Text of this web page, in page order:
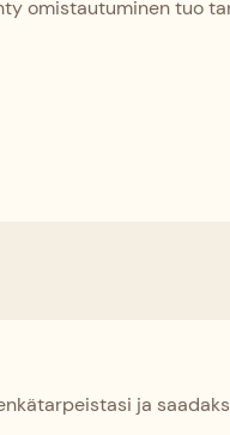
omistautuminen tuo
ja